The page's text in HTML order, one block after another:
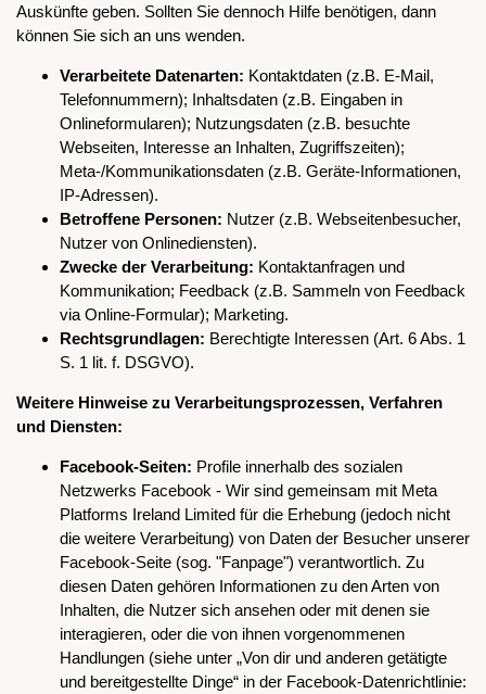
Auskünfte geben. Sollten Sie dennoch Hilfe benötigen, dann
können Sie sich an uns wenden.
Verarbeitete Datenarten: Kontaktdaten (z.B. E-Mail,
Telefonnummern); Inhaltsdaten (z.B. Eingaben in
Onlineformularen); Nutzungsdaten (z.B. besuchte
Webseiten, Interesse an Inhalten, Zugriffszeiten);
Meta-/Kommunikationsdaten (z.B. Geräte-Informationen,
IP-Adressen).
Betroffene Personen: Nutzer (z.B. Webseitenbesucher,
Nutzer von Onlinediensten).
Zwecke der Verarbeitung: Kontaktanfragen und
Kommunikation; Feedback (z.B. Sammeln von Feedback
via Online-Formular); Marketing.
Rechtsgrundlagen: Berechtigte Interessen (Art. 6 Abs. 1
S. 1 lit. f. DSGVO).
Weitere Hinweise zu Verarbeitungsprozessen, Verfahren
und Diensten:
Facebook-Seiten: Profile innerhalb des sozialen
Netzwerks Facebook - Wir sind gemeinsam mit Meta
Platforms Ireland Limited für die Erhebung (jedoch nicht
die weitere Verarbeitung) von Daten der Besucher unserer
Facebook-Seite (sog. "Fanpage") verantwortlich. Zu
diesen Daten gehören Informationen zu den Arten von
Inhalten, die Nutzer sich ansehen oder mit denen sie
interagieren, oder die von ihnen vorgenommenen
Handlungen (siehe unter „Von dir und anderen getätigte
und bereitgestellte Dinge“ in der Facebook-Datenrichtlinie: